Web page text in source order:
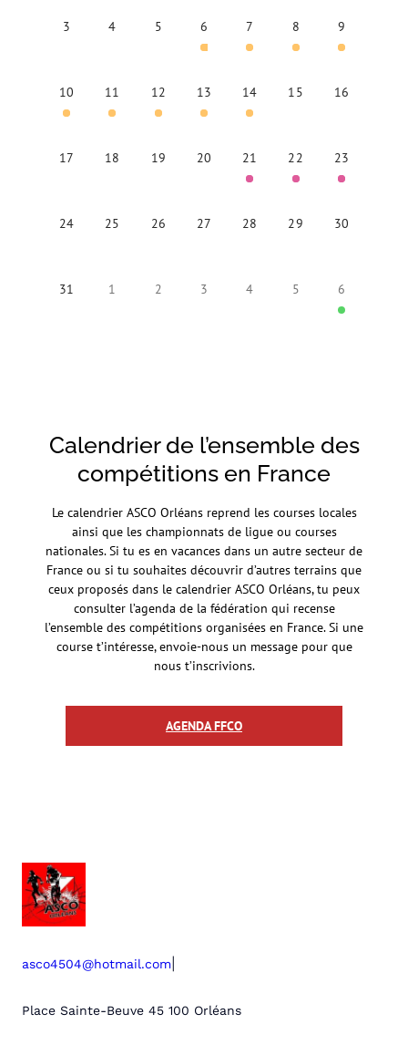
3 4 5 6 7 8 9
10 11 12 13 14 15 16
17 18 19 20 21 22 23
24 25 26 27 28 29 30
31 1 2 3 4 5 6
Calendrier de l’ensemble des
compétitions en France
Le calendrier ASCO Orléans reprend les courses locales
ainsi que les championnats de ligue ou courses
nationales. Si tu es en vacances dans un autre secteur de
France ou si tu souhaites découvrir d’autres terrains que
ceux proposés dans le calendrier ASCO Orléans, tu peux
consulter l’agenda de la fédération qui recense
l’ensemble des compétitions organisées en France. Si une
course t’intéresse, envoie-nous un message pour que
nous t’inscrivions.
AGENDA FFCO
asco4504@hotmail.com
Place Sainte-Beuve 45 100 Orléans